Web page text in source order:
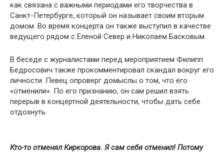
как связана с важными периодами его творчества в
Санкт-Петербурге, который он называет своим вторым
домом. Во время концерта он также выступил в качестве
ведущего рядом с Еленой Север и Николаем Басковым.
В беседе с журналистами перед мероприятием Филипп
Бедросович также прокомментировал скандал вокруг его
личности. Певец опроверг домыслы о том, что его
«отменили». По его признанию, он сам решил взять
перерыв в концертной деятельности, чтобы дать себе
отдохнуть.
Кто-то отменял Киркорова. Я сам себя отменил! Потому